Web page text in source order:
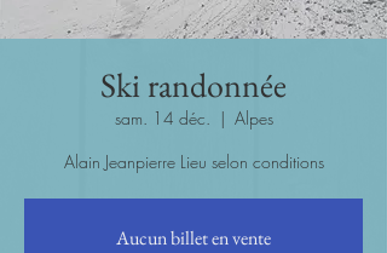
Ski randonnée
sam. 14 déc.
  |
Alpes
Alain Jeanpierre Lieu selon conditions
Aucun billet en vente